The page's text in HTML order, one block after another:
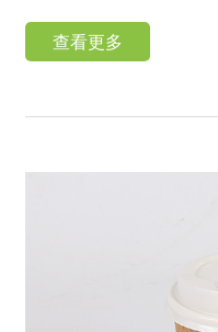
查看更多